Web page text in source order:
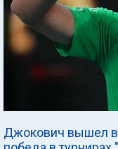
Джокович вышел в